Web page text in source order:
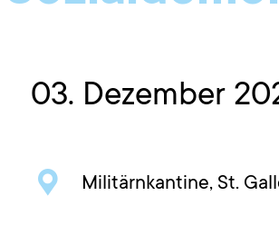
03. Dezember
Militärnkantine, St.